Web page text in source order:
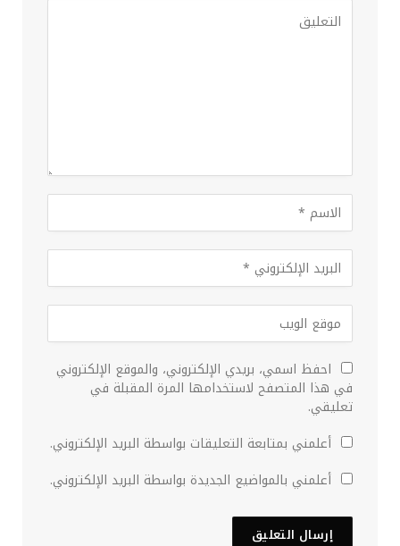
احفظ اسمي، بريدي الإلكتروني، والموقع الإلكتروني
في هذا المتصفح لاستخدامها المرة المقبلة في
تعليقي.
أعلمني بمتابعة التعليقات بواسطة البريد الإلكتروني.
أعلمني بالمواضيع الجديدة بواسطة البريد الإلكتروني.